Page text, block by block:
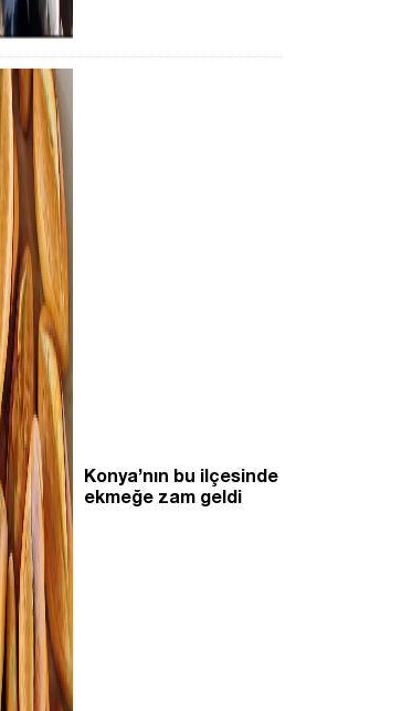
Konya’nın bu ilçesinde
ekmeğe zam geldi